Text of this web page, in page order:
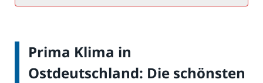
Prima Klima in
Ostdeutschland: Die schönsten